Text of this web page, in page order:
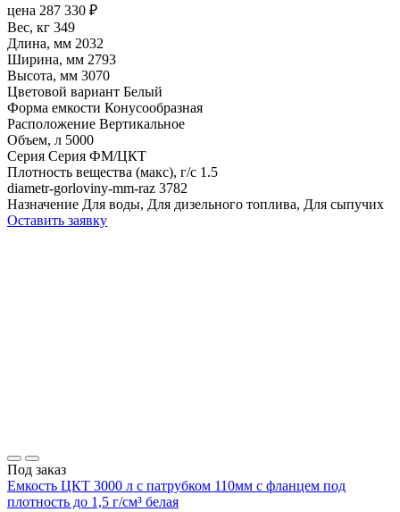
цена 287 330 ₽
Вес, кг 349
Длина, мм 2032
Ширина, мм 2793
Высота, мм 3070
Цветовой вариант Белый
Форма емкости Конусообразная
Расположение Вертикальное
Объем, л 5000
Серия Серия ФМ/ЦКТ
Плотность вещества (макс), г/с 1.5
diametr-gorloviny-mm-raz 3782
Назначение Для воды, Для дизельного топлива, Для сыпучих
Оставить заявку
Под заказ
Емкость ЦКТ 3000 л с патрубком 110мм с фланцем под
плотность до 1,5 г/см³ белая